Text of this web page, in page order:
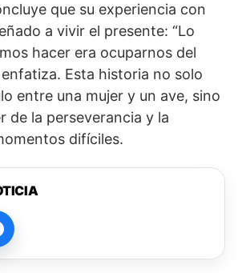
que su experiencia con
a vivir el presente: “Lo
hacer era ocuparnos del
enfatiza. Esta historia no solo
entre una mujer y un ave, sino
de la perseverancia y la
difíciles.